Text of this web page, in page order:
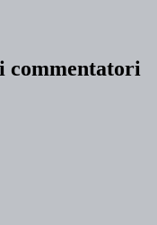
commentatori